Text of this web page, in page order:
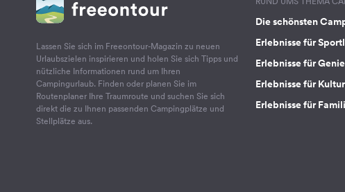
Lassen Sie sich im Freeontour-Magazin zu neuen
Urlaubszielen inspirieren und holen Sie sich Tipps und
nützliche Informationen rund um Ihren
Campingurlaub. Finden oder planen Sie im
Routenplaner Ihre Traumroute und suchen Sie sich
direkt die zu Ihnen passenden Campingplätze und
Stellplätze aus.
Die schönsten
Erlebnisse für
Erlebnisse für
Erlebnisse für
Erlebnisse für